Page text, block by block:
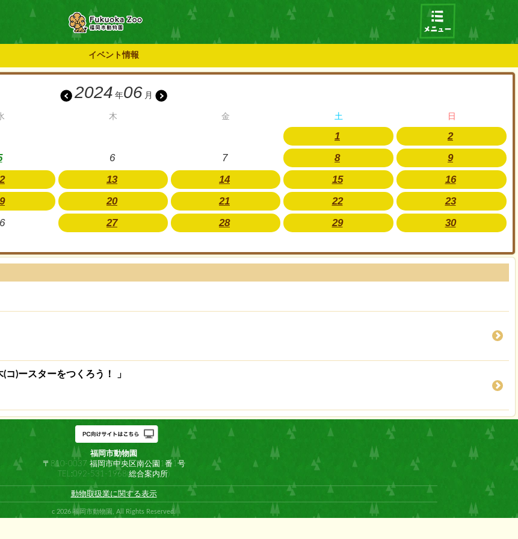
イベント情報
2024 年06 月
木 金 土 日
1
2
6 7 8
9
13 14 15
16
20 21 22
23
27 28 29 30
)ースターをつくろう！ 」
福岡市動物園
〒810-0037 福岡市中央区南公園1番1号
TEL:092-531-1968(総合案内所)
動物取扱業に関する表示
c 2026 福岡市動物園, All Rights Reserved.